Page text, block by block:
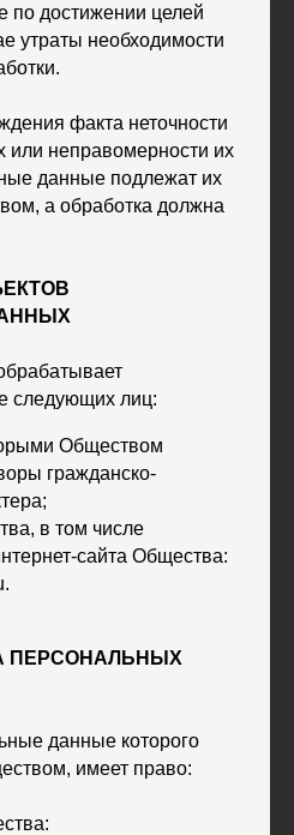
по достижении целей
утраты необходимости
факта неточности
или неправомерности их
данные подлежат их
а обработка должна
следующих лиц:
Обществом
гражданско-
в том числе
сайта Общества:
ПЕРСОНАЛЬНЫХ
данные которого
имеет право: